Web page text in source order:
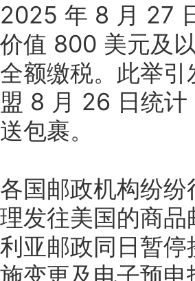
2025 年 8 月 27
价值 800 美元及
全额缴税。此举
盟 8 月 26 日统
送包裹。
各国邮政机构纷
理发往美国的商
利亚邮政同日暂
施变更及电子预